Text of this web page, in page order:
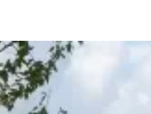
привезти (сувениры)